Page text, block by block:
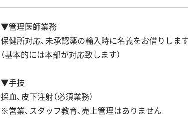
▼管理医師業務
保健所対応、未承認薬の輸入時に名義をお借りしま
（基本的には本部が対応致します）
▼手技
採血、皮下注射（必須業務）
※営業、スタッフ教育、売上管理はありません